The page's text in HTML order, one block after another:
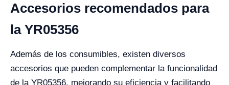
Accesorios recomendados para
la YR05356
Además de los consumibles, existen diversos
accesorios que pueden complementar la funcionalidad
de la YR05356, mejorando su eficiencia y facilitando